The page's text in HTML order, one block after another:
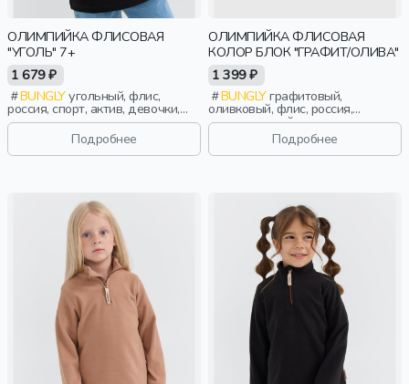
ОЛИМПИЙКА ФЛИСОВАЯ
"УГОЛЬ" 7+
1 679 ₽
BUNGLYугольный, флис,
россия, спорт, актив, девочки,
школьники, подростки, дети
Подробнее
ОЛИМПИЙКА ФЛИСОВАЯ
КОЛОР БЛОК "ГРАФИТ/ОЛИВА"
1 399 ₽
BUNGLYграфитовый,
оливковый, флис, россия,
повседневный, актив, мальчики,
малыши, дошкольники, дети
Подробнее